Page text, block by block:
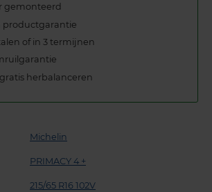
gemonteerd
productgarantie
of in 3 termijnen
herbalanceren
Michelin
PRIMACY 4 +
215/65 R16 102V